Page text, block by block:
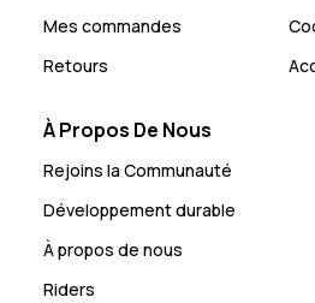
Mes commandes
Retours
À Propos De Nous
Rejoins la Communauté
Développement durable
À propos de nous
Riders